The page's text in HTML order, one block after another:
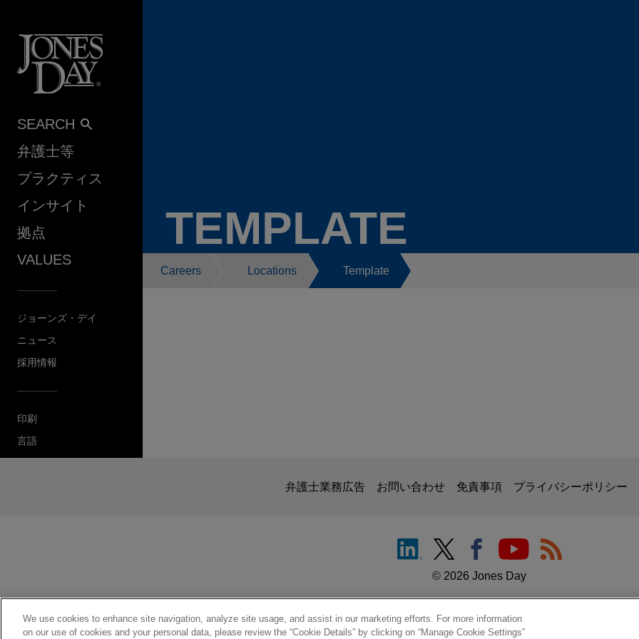
SEARCH
弁護士等
プラクティス
インサイト
拠点
VALUES
ジョーンズ・デイ
ニュース
採用情報
印刷
言語
TEMPLATE
Careers Locations Template
キャンセル
弁護士業務広告 お問い合わせ 免責事項 プライバシーポリシー
© 2026 Jones Day
We use cookies to enhance site navigation, analyze site usage, and assist in our marketing efforts. For more information
on our use of cookies and your personal data, please review the “Cookie Details” by clicking on “Manage Cookie Settings”